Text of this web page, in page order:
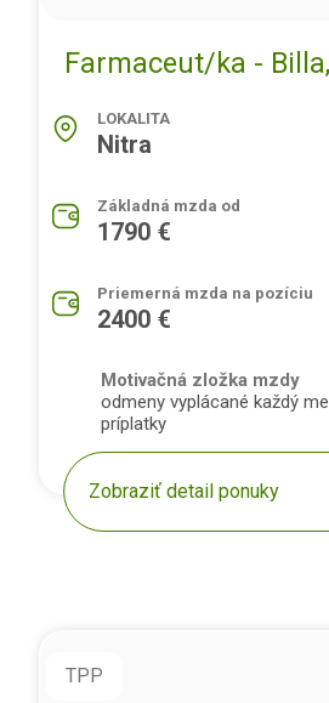
Farmaceut/ka -
LOKALITA
Nitra
Základná mzda od
1790 €
Priemerná mzda na pozíciu
2400 €
Motivačná zložka mzdy
odmeny vyplácané každý
príplatky
Zobraziť detail ponuky
TPP